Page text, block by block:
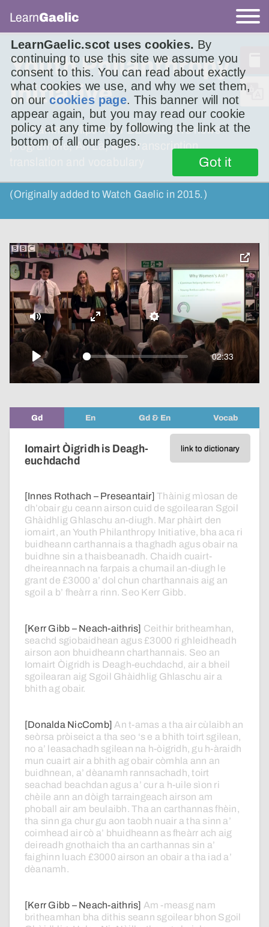
LearnGaelic.scot uses cookies. By
continuing to use this site we assume you
consent to this. You can read about exactly
what cookies we use, and why we set them,
on ourcookies page. This banner will not
appear again, but you may read our cookie
policy at any time by following the link at the
bottom of all our pages.
Got it
LearnGaelic
Youth Philanthropy
Initiative
Programme clips from BBC ALBA’s news
programme, An Là, with transcription,
(Originally added to Watch Gaelic in 2015.)
Play
02:33
Mute Settings
Enter
fullscreen
toggle
pop-
over
video
Gd En Gd & En Vocab
link to dictionary
Iomairt Òigridh is Deagh-
euchdachd
[Innes Rothach – Preseantair]Thàinig mìosan de
dh’obair gu ceann airson cuid de sgoilearan Sgoil
Ghàidhlig Ghlaschu an-diugh. Mar phàirt den
iomairt, an Youth Philanthropy Initiative, bha aca ri
buidheann carthannais a thaghadh agus obair na
buidhne sin a thaisbeanadh. Chaidh cuairt-
dheireannach na farpais a chumail an-diugh le
grant de £3000 a’ dol chun charthannais aig an
sgoil a b’ fheàrr a rinn. Seo Kerr Gibb.
[Kerr Gibb – Neach-aithris] Ceithir britheamhan,
seachd sgiobaidhean agus£3000 ri ghleidheadh
airson aon bhuidheann charthannais. Seo an
Iomairt Òigridh is Deagh-euchdachd, air a bheil
sgoilearan aig Sgoil Ghàidhlig Ghlaschu air a
bhith ag obair.
[Donalda NicComb] An t-amas a tha air cùlaibh an
seòrsa pròiseict a tha seo ‘s e a bhith toirt sgilean,
no a’ leasachadh sgilean na h-òigridh, gu h-àraidh
mun cuairt air a bhith ag obair còmhla ann an
buidhnean, a’ dèanamh rannsachadh, toirt
seachad beachdan agus a’ cur a h-uile sìon ri
chèile ann an dòigh tarraingeach airson am
phoball
air am beulaibh. Tha an carthannas fhèin,
tha sinn ga chur gu aon taobh nuair a tha sinn a’
coimhead air cò a’ bhuidheann asfheàrr ach aig
deireadh gnothaich tha an carthannas sin a’
faighinn luach £3000 airson an obair a tha iad a’
dèanamh.
[Kerr Gibb – Neach-aithris] Am -measg nam
britheamhan bha dithis seann sgoilear bhon Sgoil